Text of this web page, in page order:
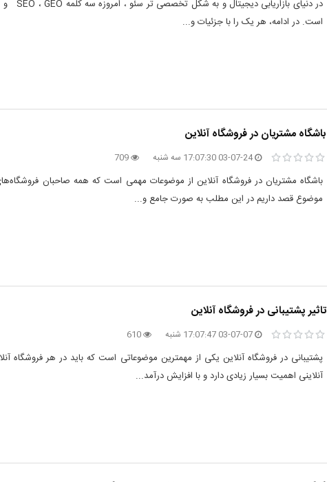
است. در ادامه، هر یک را با جزئیات و...
باشگاه مشتریان در فروشگاه آنلاین
03-07-24 17:07:30 سه شنبه 709
باشگاه مشتریان در فروشگاه آنلاین از موضوعات مهمی است که همه صاحبان
موضوع قصد داریم در این مطلب به صورت جامع و...
تاثیر پشتیبانی در فروشگاه آنلاین
03-07-07 17:07:47 شنبه 610
پشتیبانی در فروشگاه آنلاین یکی از مهمترین موضوعاتی است که باید در هر فروشگاه
آنلاینی اهمیت بسیار زیادی دارد و با افزایش درآمد...